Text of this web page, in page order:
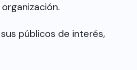
públicos de interés,